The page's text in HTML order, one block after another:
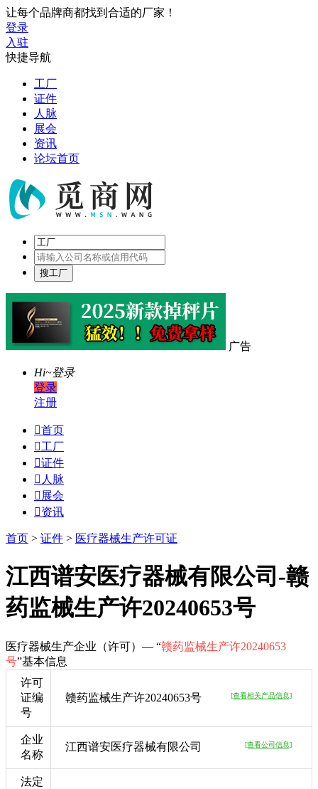
让每个品牌商都找到合适的厂家！
登录
入驻
快捷导航
工厂
证件
人脉
展会
资讯
论坛首页
广告
Hi~登录
登录
注册
首页
工厂
证件
 人脉
 展会
资讯
首页 > 证件 > 医疗器械生产许可证
江西谱安医疗器械有限公司-赣
药监械生产许20240653号
医疗器械生产企业（许可）— “赣药监械生产许20240653
号”基本信息
许可
证编
号
赣药监械生产许20240653号 [查看相关产品信息]
企业
名称
江西谱安医疗器械有限公司 [查看公司信息]
法定